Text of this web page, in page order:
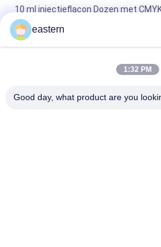
10 ml injectieflacon Dozen met
apotheekpapierdoos
Aanpasbare 10 ml flacon dozen
Voor Sterode Decavials Verpakking
Bodybuilding Druk 10 ml Etiketten
eastern
1:32 PM
Good day, what product are you